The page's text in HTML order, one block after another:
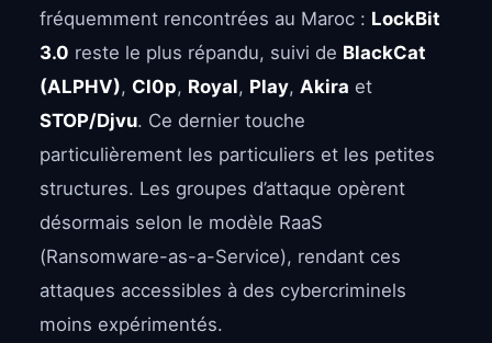
fréquemment rencontrées au Maroc : LockBit
3.0 reste le plus répandu, suivi de BlackCat
(ALPHV), Cl0p, Royal, Play, Akira et
STOP/Djvu. Ce dernier touche
particulièrement les particuliers et les petites
structures. Les groupes d’attaque opèrent
désormais selon le modèle RaaS
(Ransomware-as-a-Service), rendant ces
attaques accessibles à des cybercriminels
moins expérimentés.